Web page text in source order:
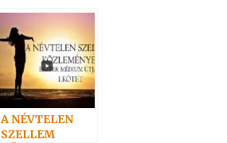
A NÉVTELEN
SZELLEM